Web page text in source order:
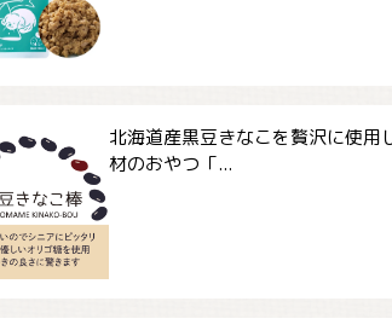
北海道産黒豆きなこを贅沢に使用
材のおやつ「...